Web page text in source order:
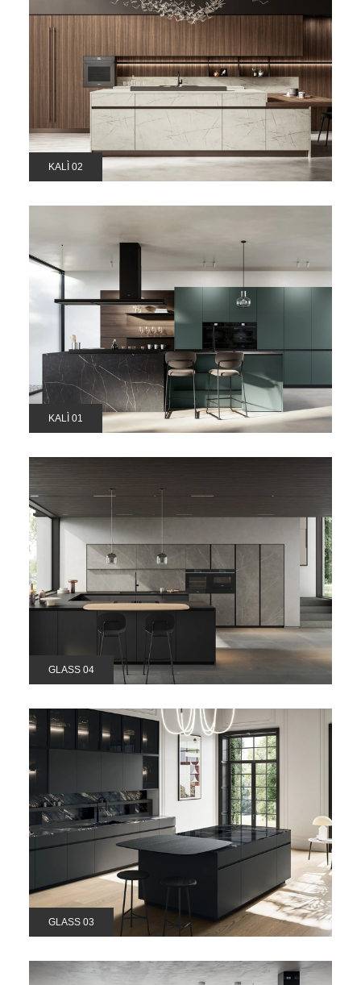
KALÌ 02
KALÌ 01
GLASS 04
GLASS 03